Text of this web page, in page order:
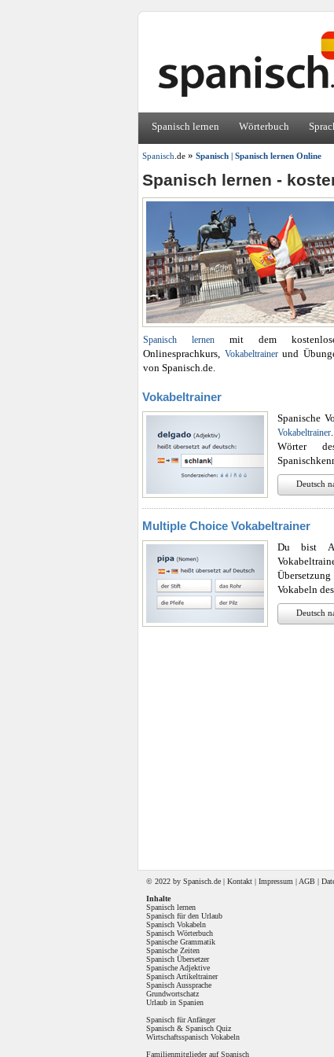
Spanisch lernen Wörterbuch
Spanisch .de » Spanisch | Spanisch lernen Online
Spanisch lernen -
Spanisch lernen mit dem
Onlinesprachkurs, Vokabeltrainerund
von Spanisch.de.
Vokabeltrainer
Spanische
Vokabeltrainer
Wörter
Deutsch
Multiple Choice Vokabeltrainer
Du bist
Vokabeln
Deutsch
© 2022 by Spanisch .de | Kontakt | Impressum | AGB |
Inhalte
Spanisch lernen
Spanisch für den Urlaub
Spanisch Vokabeln
Spanisch Wörterbuch
Spanische Grammatik
Spanische Zeiten
Spanisch Übersetzer
Spanische Adjektive
Spanisch Artikeltrainer
Spanisch Aussprache
Grundwortschatz
Urlaub in Spanien
Spanisch für Anfänger
Spanisch & Spanisch Quiz
Wirtschaftsspanisch Vokabeln
Familienmitglieder auf Spanisch